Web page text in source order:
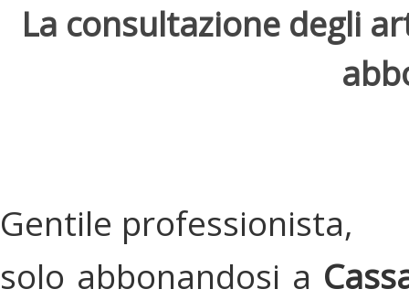
La consultazione degli
Gentile professionista,
solo abbonandosi a